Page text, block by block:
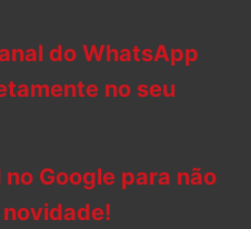
do WhatsApp
no seu
Google para não